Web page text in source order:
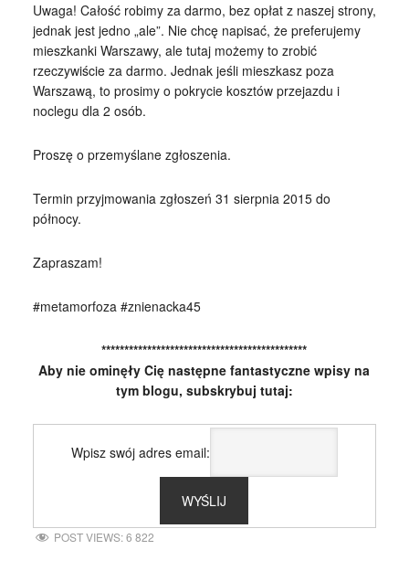
Uwaga! Całość robimy za darmo, bez opłat z naszej strony,
jednak jest jedno „ale”. Nie chcę napisać, że preferujemy
mieszkanki Warszawy, ale tutaj możemy to zrobić
rzeczywiście za darmo. Jednak jeśli mieszkasz poza
Warszawą, to prosimy o pokrycie kosztów przejazdu i
noclegu dla 2 osób.
Proszę o przemyślane zgłoszenia.
Termin przyjmowania zgłoszeń 31 sierpnia 2015 do
północy.
Zapraszam!
#metamorfoza #znienacka45
*********************************************
Aby nie ominęły Cię następne fantastyczne wpisy na
tym blogu, subskrybuj tutaj:
Wpisz swój adres email:
POST VIEWS:6 822